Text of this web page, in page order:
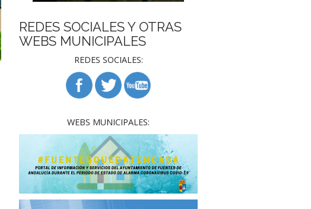
REDES SOCIALES Y OTRAS
WEBS MUNICIPALES
REDES SOCIALES:
WEBS MUNICIPALES: